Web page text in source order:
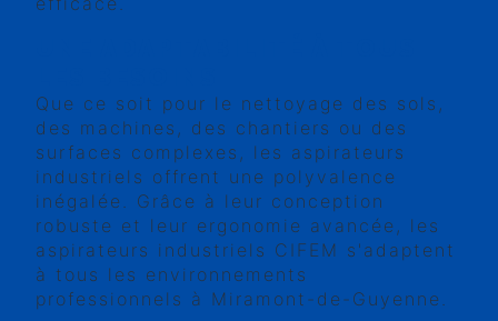
Que ce soit pour le nettoyage des sols,
des machines, des chantiers ou des
surfaces complexes, les aspirateurs
industriels offrent une polyvalence
inégalée. Grâce à leur conception
robuste et leur ergonomie avancée, les
aspirateurs industriels CIFEM s'adaptent
à tous les environnements
professionnels à Miramont-de-Guyenne.